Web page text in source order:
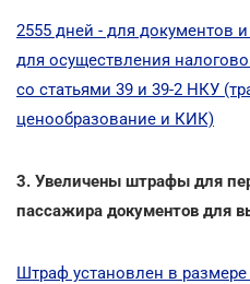
2555 дней - для документов
для осуществления
со статьями 39 и 39-2 НКУ
ценообразование и КИК)
3. Увеличены штрафы для
пассажира документов для
Штраф установлен в